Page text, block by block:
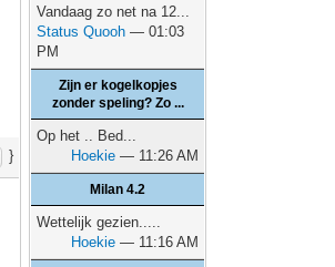
}
Vandaag zo net na 12...
Status Quooh — 01:03
PM
Zijn er kogelkopjes
zonder speling? Zo ...
Op het .. Bed...
Hoekie — 11:26 AM
Milan 4.2
Wettelijk gezien.....
Hoekie — 11:16 AM